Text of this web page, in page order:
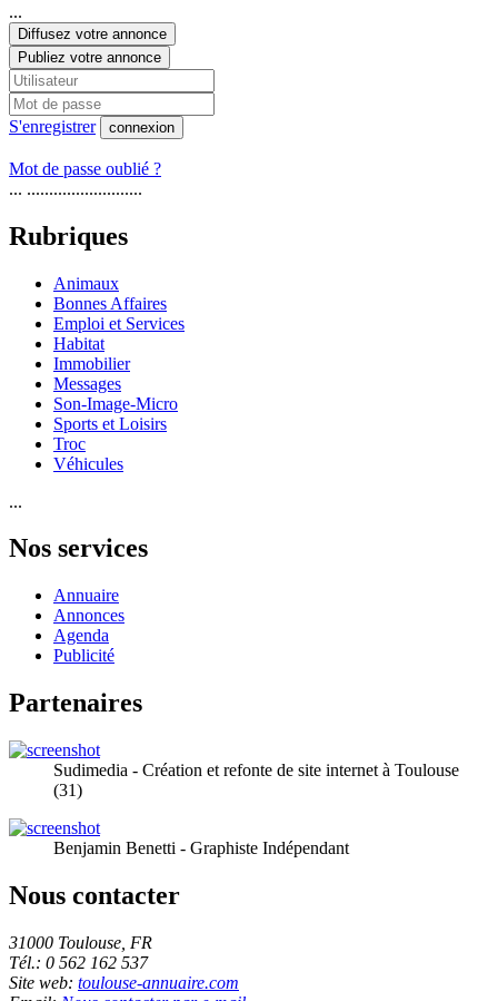
...
Diffusez votre annonce
Publiez votre annonce
S'enregistrer connexion
Mot de passe oublié ?
... ..........................
Rubriques
Animaux
Bonnes Affaires
Emploi et Services
Habitat
Immobilier
Messages
Son-Image-Micro
Sports et Loisirs
Troc
Véhicules
...
Nos services
Annuaire
Annonces
Agenda
Publicité
Partenaires
Sudimedia - Création et refonte de site internet à Toulouse
(31)
Benjamin Benetti - Graphiste Indépendant
Nous contacter
31000 Toulouse, FR
Tél.: 0 562 162 537
Site web: toulouse-annuaire.com